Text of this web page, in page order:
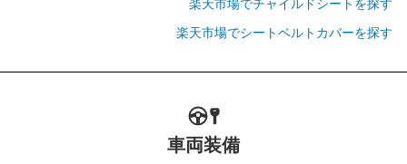
楽天市場でチャイルドシートを探す
楽天市場でシートベルトカバーを探す
車両装備